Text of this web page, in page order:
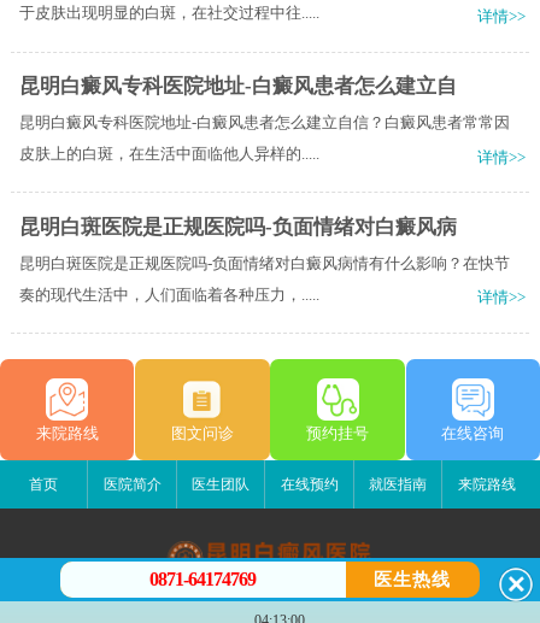
于皮肤出现明显的白斑，在社交过程中往.....
详情>>
昆明白癜风专科医院地址-白癜风患者怎么建立自
昆明白癜风专科医院地址-白癜风患者怎么建立自信？白癜风患者常常因
皮肤上的白斑，在生活中面临他人异样的.....
详情>>
昆明白斑医院是正规医院吗-负面情绪对白癜风病
昆明白斑医院是正规医院吗-负面情绪对白癜风病情有什么影响？在快节
奏的现代生活中，人们面临着各种压力，.....
详情>>
来院路线 图文问诊 预约挂号 在线咨询
首页 医院简介 医生团队 在线预约 就医指南 来院路线
昆明白癜风医院
0871-64174769 医生热线